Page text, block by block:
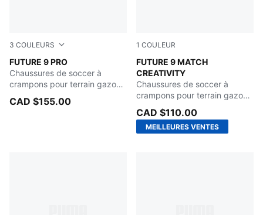
3 COULEURS
FUTURE 9 PRO
Poison Pink-Sun Stream-Bright Aqua-PUMA White
Chaussures de soccer à
crampons pour terrain gazon
ou tapis d'herbe artificielle
pour enfants
CAD $155.00
1 COULEUR
FUTURE 9 MATCH
CREATIVITY
Yellow Alert-Mint Jelly-
Chaussures de soccer à
crampons pour terrain gazon
ou tapis d'herbe artificielle
pour adolescents
CAD $110.00
MEILLEURES VENTES